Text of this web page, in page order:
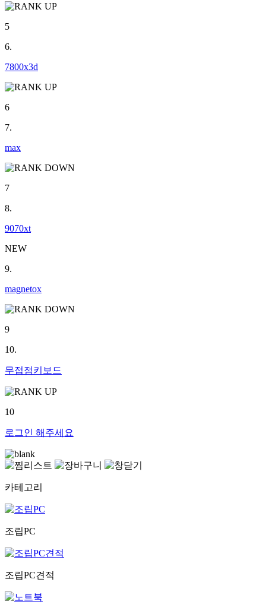
5
6.
7800x3d
6
7.
max
7
8.
9070xt
NEW
9.
magnetox
9
10.
무접점키보드
10
로그인 해주세요
카테고리
조립PC
조립PC견적